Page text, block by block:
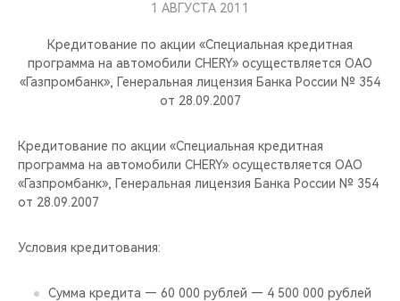
КРОССОВЕРЫ
НОВИНКИ
КРЕДИТ И СТРАХОВАНИЕ
ЗАПЧАСТИ И АКСЕССУАРЫ
ПОДДЕРЖКА
О БРЕНДЕ
CHERY В СОЦСЕТЯХ
БЛАГОТВОРИТЕЛЬНОСТЬ
КРЕДИТ
МЫ В СОЦСЕТЯХ
1 АВГУСТА 2011
Кредитование по акции «Специальная кредитная
программа на автомобили CHERY» осуществляется ОАО
«Газпромбанк», Генеральная лицензия Банка России № 354
от 28.09.2007
Кредитование по акции «Специальная кредитная
программа на автомобили CHERY» осуществляется ОАО
«Газпромбанк», Генеральная лицензия Банка России № 354
от 28.09.2007
Условия кредитования:
Сумма кредита — 60 000 рублей — 4 500 000 рублей